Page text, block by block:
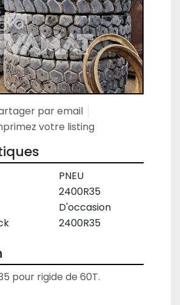
par email
votre listing
PNEU
2400R35
D'occasion
2400R35
pour rigide de 60T.